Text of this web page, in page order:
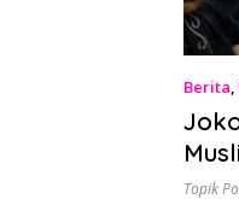
Berita,
Topik